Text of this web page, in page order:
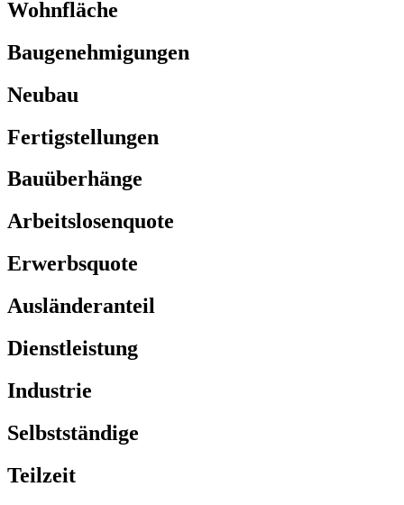
Wohnfläche
Baugenehmigungen
Neubau
Fertigstellungen
Bauüberhänge
Arbeitslosenquote
Erwerbsquote
Ausländeranteil
Dienstleistung
Industrie
Selbstständige
Teilzeit